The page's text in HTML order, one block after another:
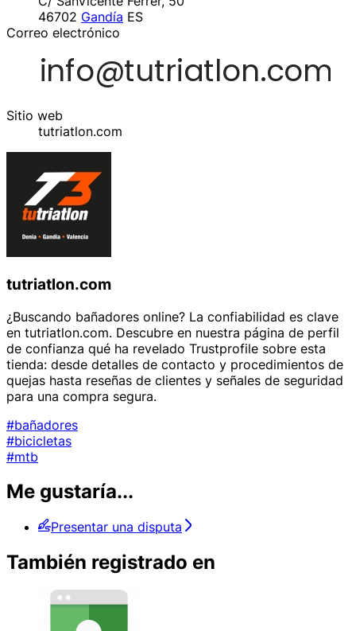
46702 Gandía ES
Correo electrónico
Sitio web
tutriatlon.com
tutriatlon.com
¿Buscando bañadores online? La confiabilidad es clave
en tutriatlon.com. Descubre en nuestra página de perfil
de confianza qué ha revelado Trustprofile sobre esta
tienda: desde detalles de contacto y procedimientos de
quejas hasta reseñas de clientes y señales de seguridad
para una compra segura.
#bañadores
#bicicletas
#mtb
Me gustaría...
Presentar una disputa
También registrado en